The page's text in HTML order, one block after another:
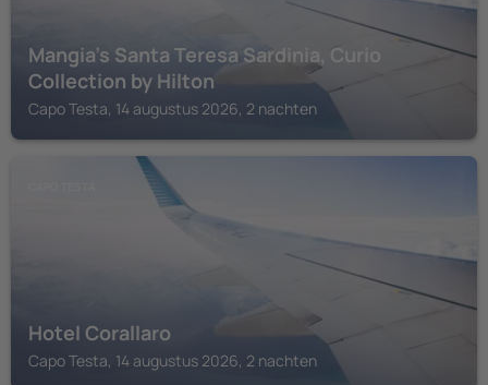
Mangia's Santa Teresa Sardinia, Curio
Collection by Hilton
Capo Testa, 14 augustus 2026, 2 nachten
Hotel Corallaro
Capo Testa, 14 augustus 2026, 2 nachten